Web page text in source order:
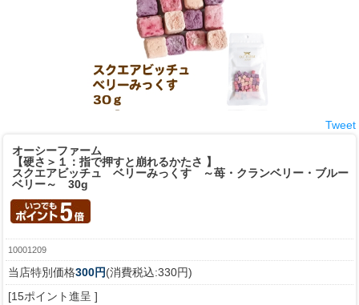
Tweet
オーシーファーム
【硬さ＞１：指で押すと崩れるかたさ 】
スクエアビッチュ ベリーみっくす ～苺・クランベリー・ブルー
ベリー～ 30g
10001209
当店特別価格300円(消費税込:330円)
[15ポイント進呈 ]